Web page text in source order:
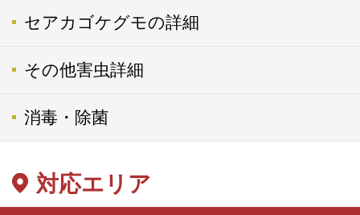
セアカゴケグモの詳細
その他害虫詳細
消毒・除菌
対応エリア